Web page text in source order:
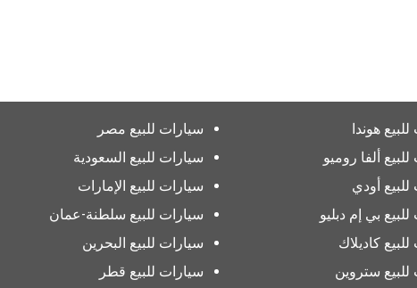
هوندا
ألفا روميو
أودي
بي إم دبليو
كاديلاك
للبيع ستروين
سيارات للبيع مصر
سيارات للبيع السعودية
سيارات للبيع الإمارات
سيارات للبيع سلطنة-عمان
سيارات للبيع البحرين
سيارات للبيع قطر